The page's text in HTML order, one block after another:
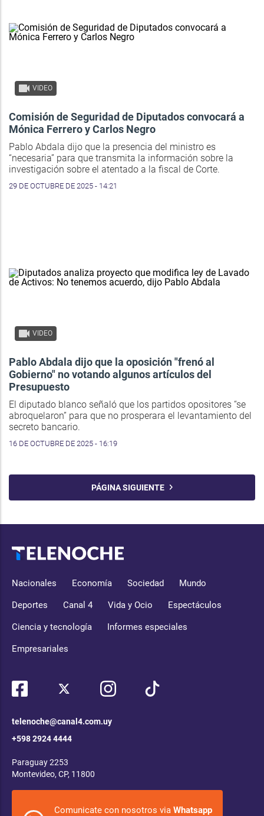
VIDEO
Comisión de Seguridad de Diputados convocará a
Mónica Ferrero y Carlos Negro
Pablo Abdala dijo que la presencia del ministro es
“necesaria” para que transmita la información sobre la
investigación sobre el atentado a la fiscal de Corte.
29 DE OCTUBRE DE 2025 - 14:21
VIDEO
Pablo Abdala dijo que la oposición "frenó al
Gobierno" no votando algunos artículos del
Presupuesto
El diputado blanco señaló que los partidos opositores “se
abroquelaron” para que no prosperara el levantamiento del
secreto bancario.
16 DE OCTUBRE DE 2025 - 16:19
PÁGINA SIGUIENTE
Nacionales Economía Sociedad Mundo
Deportes Canal 4 Vida y Ocio Espectáculos
Ciencia y tecnología Informes especiales
Empresariales
telenoche@canal4.com.uy
+598 2924 4444
Paraguay 2253
Montevideo, CP, 11800
Comunicate con nosotros via Whatsapp